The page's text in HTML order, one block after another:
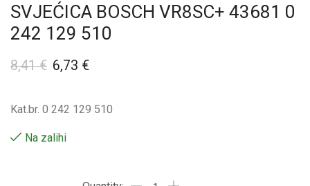
SVJEĆICA BOSCH VR8SC+ 43681 0
242 129 510
8,41€ 6,73 €
Kat.br. 0 242 129 510
Na zalihi